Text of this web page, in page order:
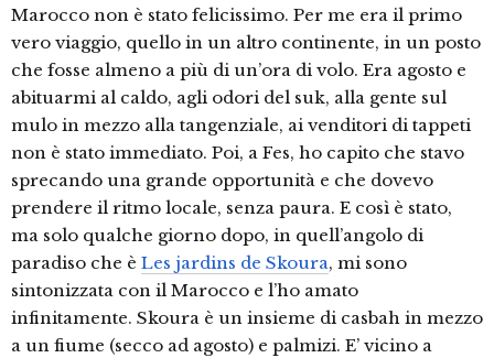
Marocco non è stato felicissimo. Per me era il primo
vero viaggio, quello in un altro continente, in un posto
che fosse almeno a più di un’ora di volo. Era agosto e
abituarmi al caldo, agli odori del suk, alla gente sul
mulo in mezzo alla tangenziale, ai venditori di tappeti
non è stato immediato. Poi, a Fes, ho capito che stavo
sprecando una grande opportunità e che dovevo
prendere il ritmo locale, senza paura. E così è stato,
ma solo qualche giorno dopo, in quell’angolo di
paradiso che è Les jardins de Skoura, mi sono
sintonizzata con il Marocco e l’ho amato
infinitamente. Skoura è un insieme di casbah in mezzo
a un fiume (secco ad agosto) e palmizi. E’ vicino a